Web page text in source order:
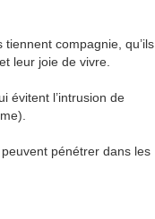
compagnie, qu’ils
leur joie de vivre.
évitent l’intrusion de
pénétrer dans les